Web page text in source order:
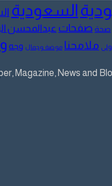
السعودية
صحة صفحات عبدالمحسن
ملامحنا موضة وجمال وجه
Magazine, News and